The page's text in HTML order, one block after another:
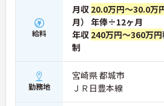
給料
月収 20.0万円～30.0万
月） 年俸÷12ヶ月
年収 240万円～360万円
制
勤務地
宮崎県 都城市
ＪＲ日豊本線